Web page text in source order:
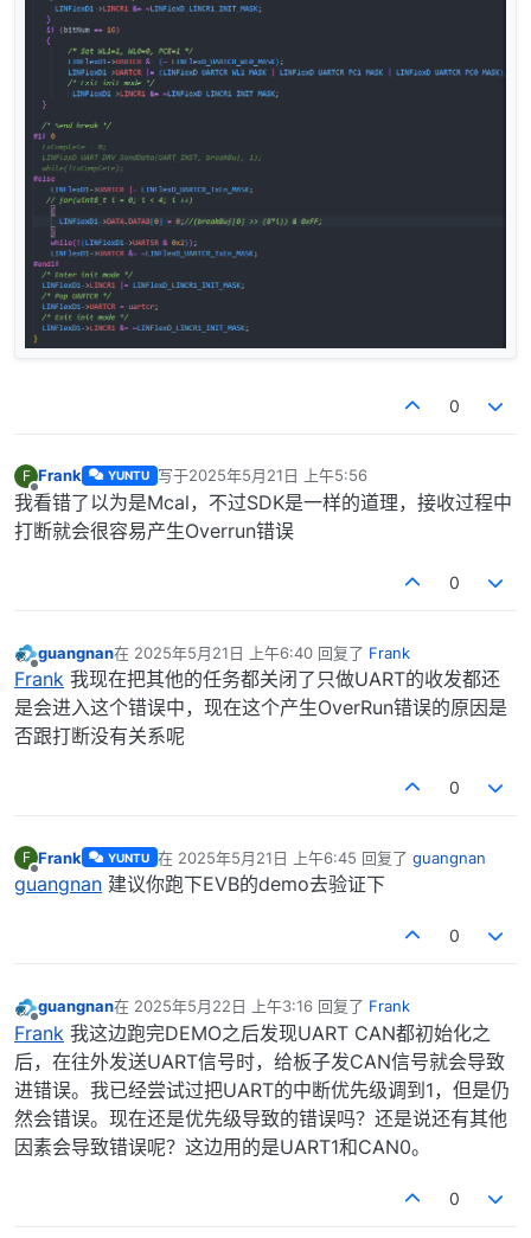
0
F
离线
Frank YUNTU 写于2025年5月21日 上午5:56
最后由 编辑
我看错了以为是Mcal，不过SDK是一样的道理，接收过程中
打断就会很容易产生Overrun错误
0
离线
guangnan在 2025年5月21日 上午6:40 回复了 Frank
最后由 编辑
Frank 我现在把其他的任务都关闭了只做UART的收发都还
是会进入这个错误中，现在这个产生OverRun错误的原因是
否跟打断没有关系呢
0
F
离线
Frank YUNTU 在 2025年5月21日 上午6:45 回复了 guangnan
最后由 编辑
guangnan 建议你跑下EVB的demo去验证下
0
离线
guangnan在 2025年5月22日 上午3:16 回复了 Frank
最后由 编辑
Frank 我这边跑完DEMO之后发现UART CAN都初始化之
后，在往外发送UART信号时，给板子发CAN信号就会导致
进错误。我已经尝试过把UART的中断优先级调到1，但是仍
然会错误。现在还是优先级导致的错误吗？还是说还有其他
因素会导致错误呢？这边用的是UART1和CAN0。
0